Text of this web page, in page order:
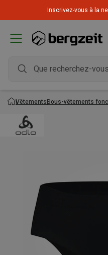
Inscrivez-vous à la
VêtementsSous-vêtements